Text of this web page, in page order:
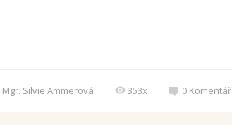
Mgr. Silvie Ammerová 353x 0